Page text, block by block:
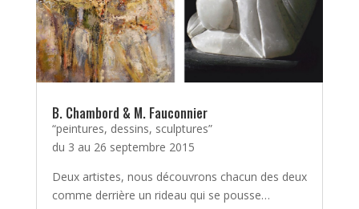
B. Chambord & M. Fauconnier
“peintures, dessins, sculptures”
du 3 au 26 septembre 2015
Deux artistes, nous découvrons chacun des deux
comme derrière un rideau qui se pousse…